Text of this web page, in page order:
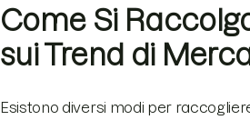
Come Si
sui Trend di
Esistono diversi modi per